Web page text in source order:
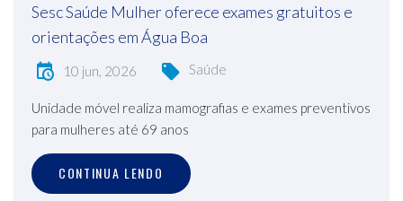
Sesc Saúde Mulher oferece exames gratuitos e
orientações em Água Boa
10 jun, 2026 Saúde
Unidade móvel realiza mamografias e exames preventivos
para mulheres até 69 anos
CONTINUA LENDO